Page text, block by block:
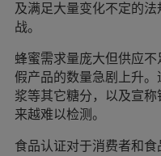
及满足大量变化不定的
战。
蜂蜜需求量庞大但供应
假产品的数量急剧上升
浆等其它糖分，以及宣
来越难以检测。
食品认证对于消费者和